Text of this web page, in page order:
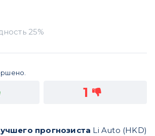
1
прогнозиста Li Auto (HKD)